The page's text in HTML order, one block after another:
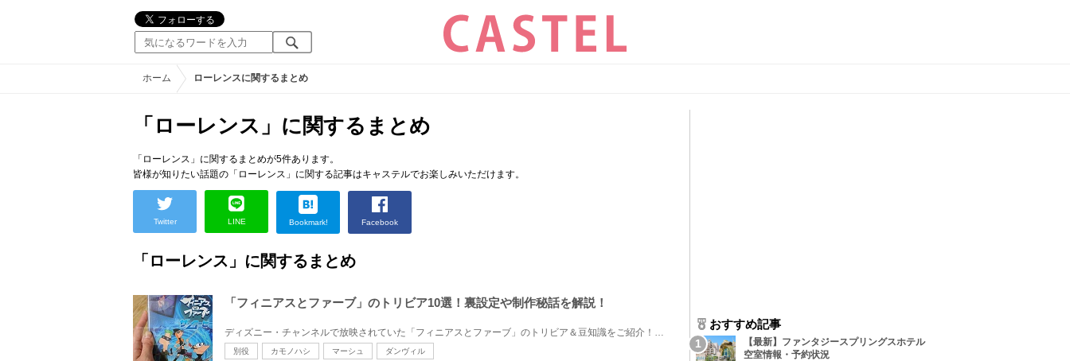
ホーム ローレンスに関するまとめ
「ローレンス」に関するまとめ
「ローレンス」に関するまとめが5件あります。
皆様が知りたい話題の「ローレンス」に関する記事はキャステルでお楽しみいただけます。
Twitter LINE Bookmark! Facebook
「ローレンス」に関するまとめ
「フィニアスとファーブ」のトリビア10選！裏設定や制作秘話を解説！
ディズニー・チャンネルで放映されていた「フィニアスとファーブ」のトリビア＆豆知識をご紹介！毎回シ...
別役 カモノハシ マーシュ ダンヴィル
おすすめ記事
【最新】ファンタジースプリングスホテル
空室情報・予約状況